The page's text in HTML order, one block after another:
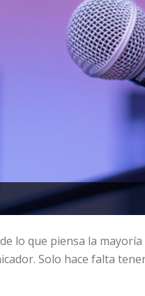
lo que piensa la
Solo hace falta